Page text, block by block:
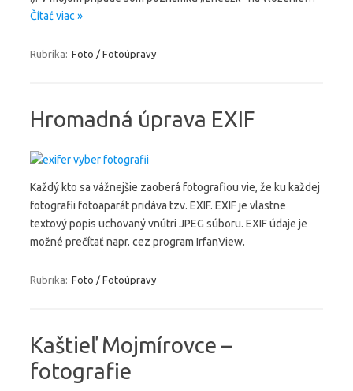
Čítať viac »
Rubrika: Foto / Fotoúpravy
Hromadná úprava EXIF
Každý kto sa vážnejšie zaoberá fotografiou vie, že ku každej
fotografii fotoaparát pridáva tzv. EXIF. EXIF je vlastne
textový popis uchovaný vnútri JPEG súboru. EXIF údaje je
možné prečítať napr. cez program IrfanView.
Rubrika: Foto / Fotoúpravy
Kaštieľ Mojmírovce –
fotografie